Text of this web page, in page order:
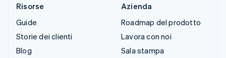
Risorse
Guide
Storie dei clienti
Blog
Azienda
Roadmap del prodotto
Lavora con noi
Sala stampa